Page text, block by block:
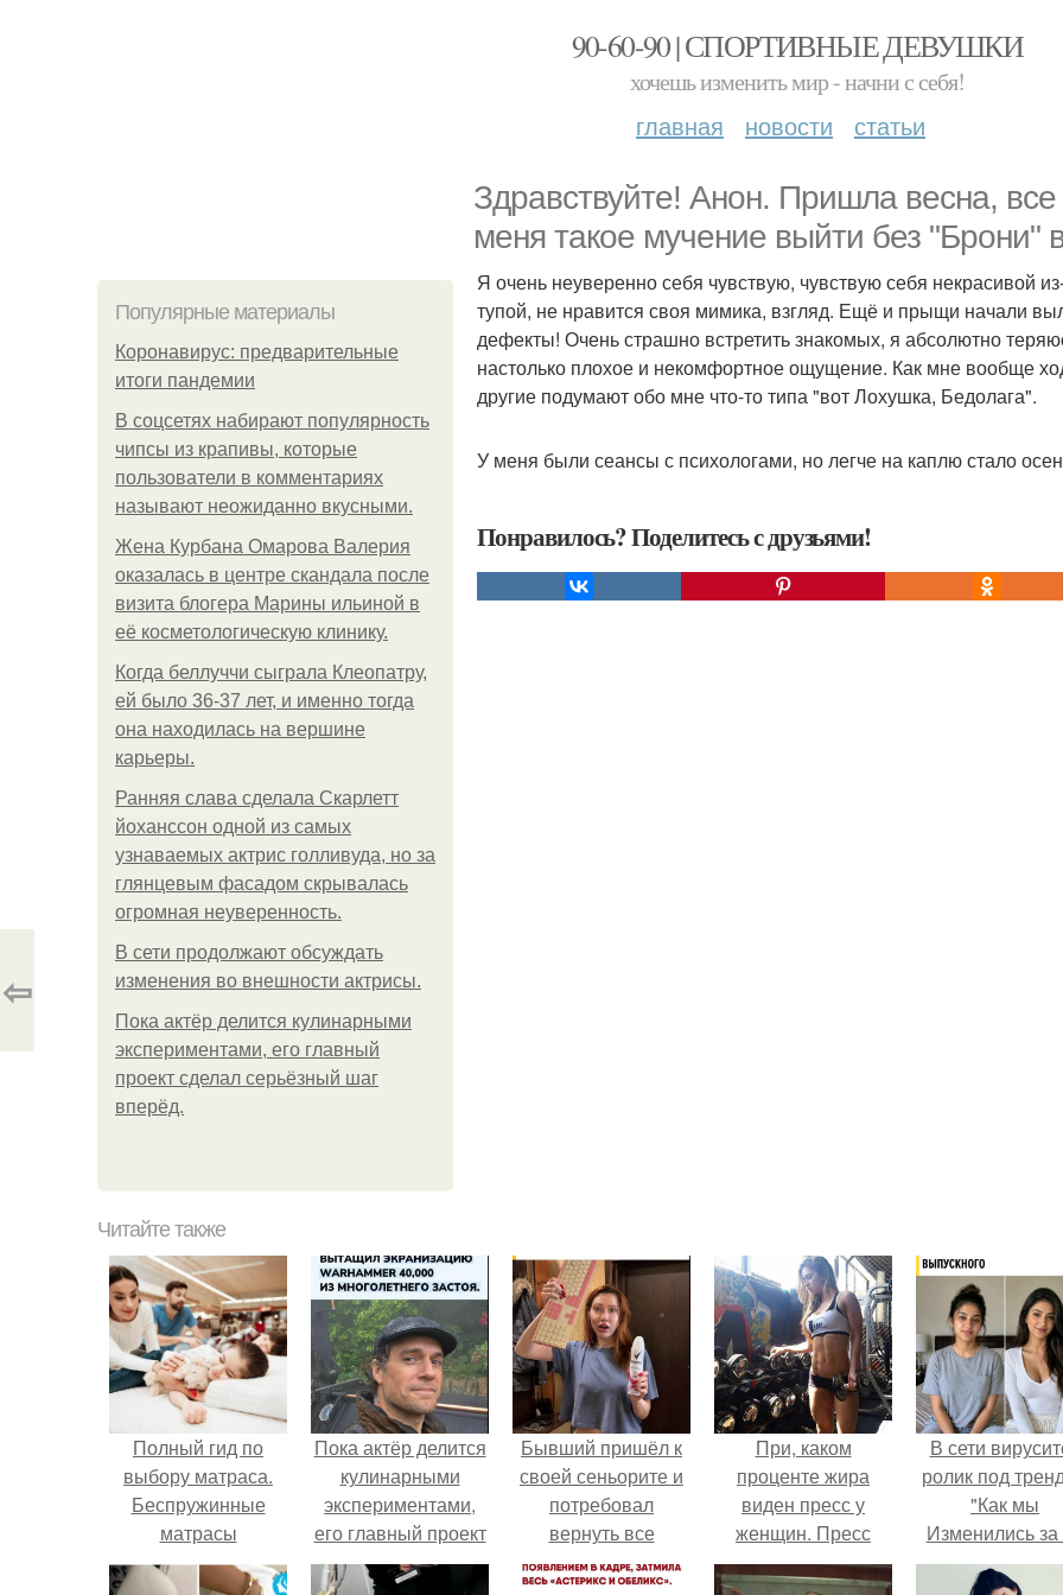
90-60-90 | СПОРТИВНЫЕ ДЕВУШКИ
хочешь изменить мир - начни с себя!
главная новости статьи
Здравствуйте! Анон. Пришла весна,
меня такое мучение выйти без
Популярные материалы
Коронавирус: предварительные
итоги пандемии
В соцсетях набирают популярность
чипсы из крапивы, которые
пользователи в комментариях
называют неожиданно вкусными.
Жена Курбана Омарова Валерия
оказалась в центре скандала после
визита блогера Марины ильиной в
её косметологическую клинику.
Когда беллуччи сыграла Клеопатру,
ей было 36-37 лет, и именно тогда
она находилась на вершине
карьеры.
Ранняя слава сделала Скарлетт
йоханссон одной из самых
узнаваемых актрис голливуда, но за
глянцевым фасадом скрывалась
огромная неуверенность.
В сети продолжают обсуждать
изменения во внешности актрисы.
Пока актёр делится кулинарными
экспериментами, его главный
проект сделал серьёзный шаг
вперёд.
Я очень неуверенно себя чувствую, чувствую себя некрасивой
тупой, не нравится своя мимика, взгляд. Ещё и прыщи начали
дефекты! Очень страшно встретить знакомых, я абсолютно
настолько плохое и некомфортное ощущение. Как мне вообще
другие подумают обо мне что-то типа "вот Лохушка, Бедолага".
У меня были сеансы с психологами, но легче на каплю стало
Понравилось? Поделитесь с друзьями!
⇦
Читайте также
Полный гид по
выбору матраса.
Беспружинные
матрасы
Пока актёр делится
кулинарными
экспериментами,
его главный проект
сделал серьёзный
Бывший пришёл к
своей сеньорите и
потребовал
вернуть все
подарки.
При, каком
проценте жира
виден пресс у
женщин. Пресс
кубиками есть у
В сети
ролик под
"Как мы
Изменились за
лет".